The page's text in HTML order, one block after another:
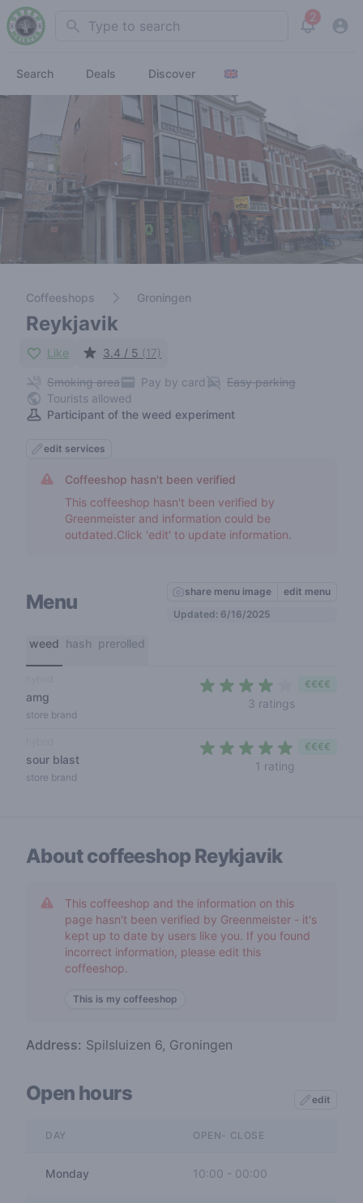
Search 2
View
Search Deals Discover
Coffeeshops Groningen
Reykjavik
Like 3.4 / 5 (17)
Smoking area Pay by card
Easy parking
Tourists allowed
Participant of the weed experiment
edit services
Coffeeshop hasn't been verified
This coffeeshop hasn't been verified by
Greenmeister and information could be
outdated.Click 'edit' to update information.
Menu share menu image
edit menu
Updated: 6/16/2025
weed hash prerolled
amg
store brand
3 ratings
€€€€
sour blast
store brand
1 rating
€€€€
About coffeeshopReykjavik
This coffeeshop and the information on this
page hasn't been verified by Greenmeister - it's
kept up to date by users like you. If you found
incorrect information, please edit this
coffeeshop.
This is my coffeeshop
Address: Spilsluizen 6, Groningen
Open hours edit
DAY OPEN- CLOSE
Monday 10:00 - 00:00